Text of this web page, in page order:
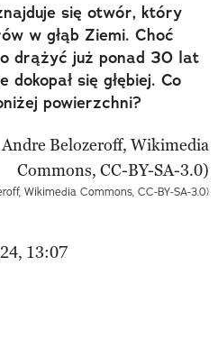
się otwór, który
w głąb Ziemi. Choć
drążyć już ponad 30 lat
się głębiej. Co
powierzchni?
Wikimedia Commons, CC-BY-SA-3.0)
13:07